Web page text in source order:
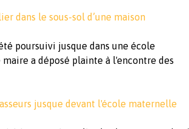
dans le sous-sol d’une maison
poursuivi jusque dans une école
a déposé plainte à l'encontre des
jusque devant l'école maternelle